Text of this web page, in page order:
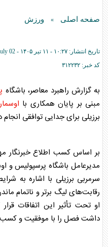
صفحه اصلی » ورزش
تاریخ انتشار: ۱۰:۲۷ - ۱۱ تير ۱۴۰۵ -
02
کد خبر: ۳۱۲۲۳۲
به گزارش راهبرد معاصر، باشگاه
مبنی بر پایان همکاری با
برزیلی برای جدایی توافقی انجام
بر اساس کسب اطلاع خبرنگار
مدیرعامل باشگاه پرسپولیسو
سرمربی برزیلی با اشاره به
رقابت‌های لیگ برتر و ناتمام
او تحت تأثیر این اتفاقات
داشت فصل را با موفقیت و کسب